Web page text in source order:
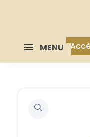
MENU